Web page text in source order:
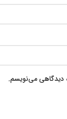
دیدگاهی می‌نویسم.